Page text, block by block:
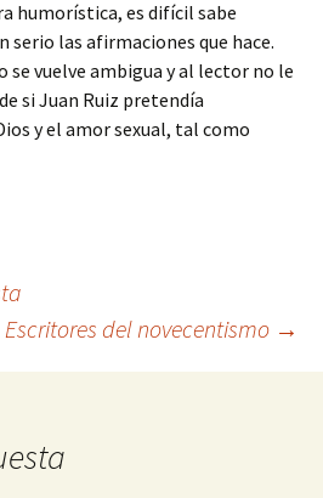
humorística, es difícil sabe
serio las afirmaciones que hace.
vuelve ambigua y al lector no le
si Juan Ruiz pretendía
y el amor sexual, tal como
Escritores del novecentismo →